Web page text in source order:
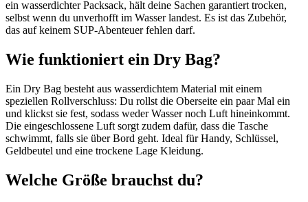
ein wasserdichter Packsack, hält deine Sachen garantiert trocken,
selbst wenn du unverhofft im Wasser landest. Es ist das Zubehör,
das auf keinem SUP-Abenteuer fehlen darf.
Wie funktioniert ein Dry Bag?
Ein Dry Bag besteht aus wasserdichtem Material mit einem
speziellen Rollverschluss: Du rollst die Oberseite ein paar Mal ein
und klickst sie fest, sodass weder Wasser noch Luft hineinkommt.
Die eingeschlossene Luft sorgt zudem dafür, dass die Tasche
schwimmt, falls sie über Bord geht. Ideal für Handy, Schlüssel,
Geldbeutel und eine trockene Lage Kleidung.
Welche Größe brauchst du?